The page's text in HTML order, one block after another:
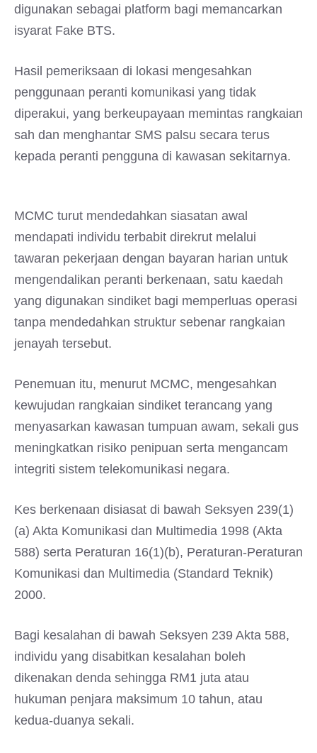
digunakan sebagai platform bagi memancarkan
isyarat Fake BTS.
Hasil pemeriksaan di lokasi mengesahkan
penggunaan peranti komunikasi yang tidak
diperakui, yang berkeupayaan memintas rangkaian
sah dan menghantar SMS palsu secara terus
kepada peranti pengguna di kawasan sekitarnya.
MCMC turut mendedahkan siasatan awal
mendapati individu terbabit direkrut melalui
tawaran pekerjaan dengan bayaran harian untuk
mengendalikan peranti berkenaan, satu kaedah
yang digunakan sindiket bagi memperluas operasi
tanpa mendedahkan struktur sebenar rangkaian
jenayah tersebut.
Penemuan itu, menurut MCMC, mengesahkan
kewujudan rangkaian sindiket terancang yang
menyasarkan kawasan tumpuan awam, sekali gus
meningkatkan risiko penipuan serta mengancam
integriti sistem telekomunikasi negara.
Kes berkenaan disiasat di bawah Seksyen 239(1)
(a) Akta Komunikasi dan Multimedia 1998 (Akta
588) serta Peraturan 16(1)(b), Peraturan-Peraturan
Komunikasi dan Multimedia (Standard Teknik)
2000.
Bagi kesalahan di bawah Seksyen 239 Akta 588,
individu yang disabitkan kesalahan boleh
dikenakan denda sehingga RM1 juta atau
hukuman penjara maksimum 10 tahun, atau
kedua-duanya sekali.